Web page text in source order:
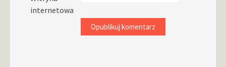
internetowa